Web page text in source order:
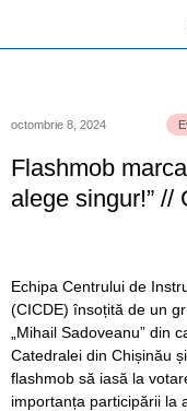
octombrie 8, 2024
Flashmob
alege singur!” //
Echipa Centrului de
(CICDE) însoțită de un
„Mihail Sadoveanu” din
Catedralei din Chișinău
flashmob să iasă la
importanța participării la